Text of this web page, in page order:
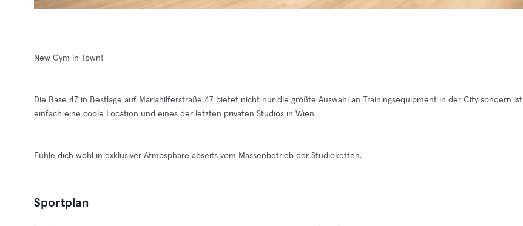
New Gym in Town!
Die Base 47 in Bestlage auf Mariahilferstraße 47 bietet nicht nur die größte Auswahl an Trainingsequipment in der City sondern ist
einfach eine coole Location und eines der letzten privaten Studios in Wien.
Fühle dich wohl in exklusiver Atmosphäre abseits vom Massenbetrieb der Studioketten.
Sportplan